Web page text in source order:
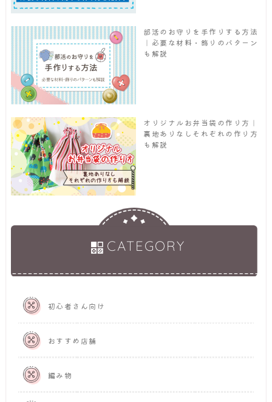
部活のお守りを手作りする方法
｜必要な材料・飾りのパターン
も解説
オリジナルお弁当袋の作り方｜
裏地ありなしそれぞれの作り方
も解説
CATEGORY
初心者さん向け
おすすめ店舗
編み物